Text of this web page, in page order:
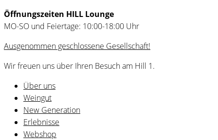
Öffnungszeiten HILL Lounge
MO-SO und Feiertage: 10:00-18:00 Uhr
Ausgenommen geschlossene Gesellschaft!
Wir freuen uns über Ihren Besuch am Hill 1.
Über uns
Weingut
New Generation
Erlebnisse
Webshop